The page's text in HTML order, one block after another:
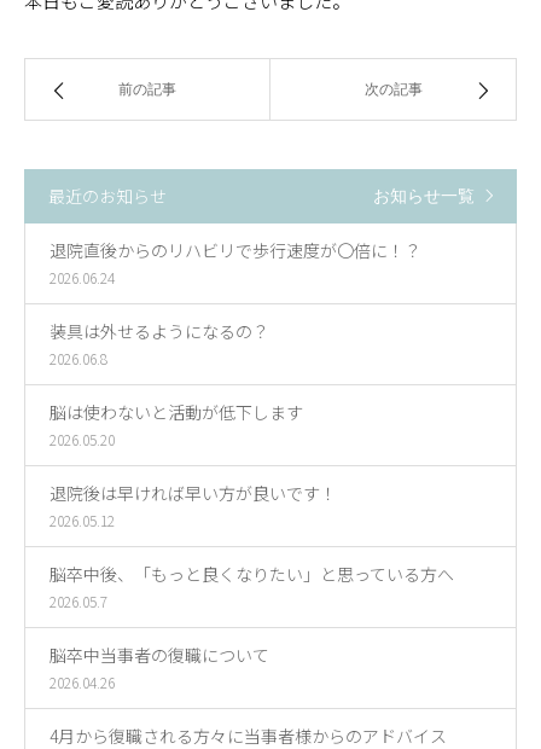
前の記事 次の記事
最近のお知らせ お知らせ一覧
退院直後からのリハビリで歩行速度が〇倍に！？
2026.06.24
装具は外せるようになるの？
2026.06.8
脳は使わないと活動が低下します
2026.05.20
退院後は早ければ早い方が良いです！
2026.05.12
脳卒中後、「もっと良くなりたい」と思っている方へ
2026.05.7
脳卒中当事者の復職について
2026.04.26
4月から復職される方々に当事者様からのアドバイス